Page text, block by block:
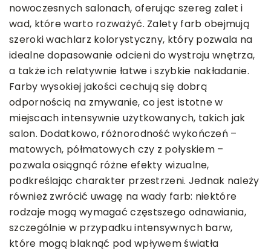
nowoczesnych salonach, oferując szereg zalet i
wad, które warto rozważyć. Zalety farb obejmują
szeroki wachlarz kolorystyczny, który pozwala na
idealne dopasowanie odcieni do wystroju wnętrza,
a także ich relatywnie łatwe i szybkie nakładanie.
Farby wysokiej jakości cechują się dobrą
odpornością na zmywanie, co jest istotne w
miejscach intensywnie użytkowanych, takich jak
salon. Dodatkowo, różnorodność wykończeń –
matowych, półmatowych czy z połyskiem –
pozwala osiągnąć różne efekty wizualne,
podkreślając charakter przestrzeni. Jednak należy
również zwrócić uwagę na wady farb: niektóre
rodzaje mogą wymagać częstszego odnawiania,
szczególnie w przypadku intensywnych barw,
które mogą blaknąć pod wpływem światła